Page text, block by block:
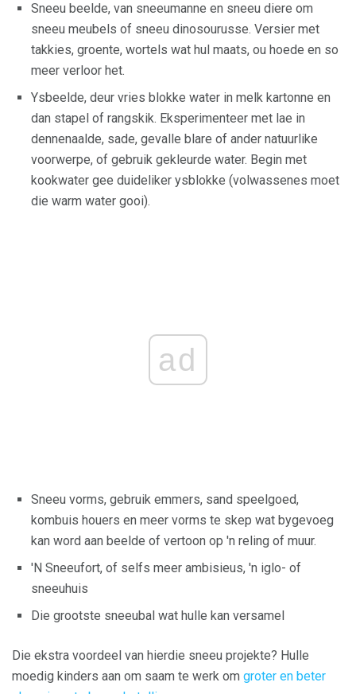
Sneeu beelde, van sneeumanne en sneeu diere om
sneeu meubels of sneeu dinosourusse. Versier met
takkies, groente, wortels wat hul maats, ou hoede en so
meer verloor het.
Ysbeelde, deur vries blokke water in melk kartonne en
dan stapel of rangskik. Eksperimenteer met lae in
dennenaalde, sade, gevalle blare of ander natuurlike
voorwerpe, of gebruik gekleurde water. Begin met
kookwater gee duideliker ysblokke (volwassenes moet
die warm water gooi).
ad
Sneeu vorms, gebruik emmers, sand speelgoed,
kombuis houers en meer vorms te skep wat bygevoeg
kan word aan beelde of vertoon op 'n reling of muur.
'N Sneeufort, of selfs meer ambisieus, 'n iglo- of
sneeuhuis
Die grootste sneeubal wat hulle kan versamel
Die ekstra voordeel van hierdie sneeu projekte? Hulle
moedig kinders aan om saam te werk om groter en beter